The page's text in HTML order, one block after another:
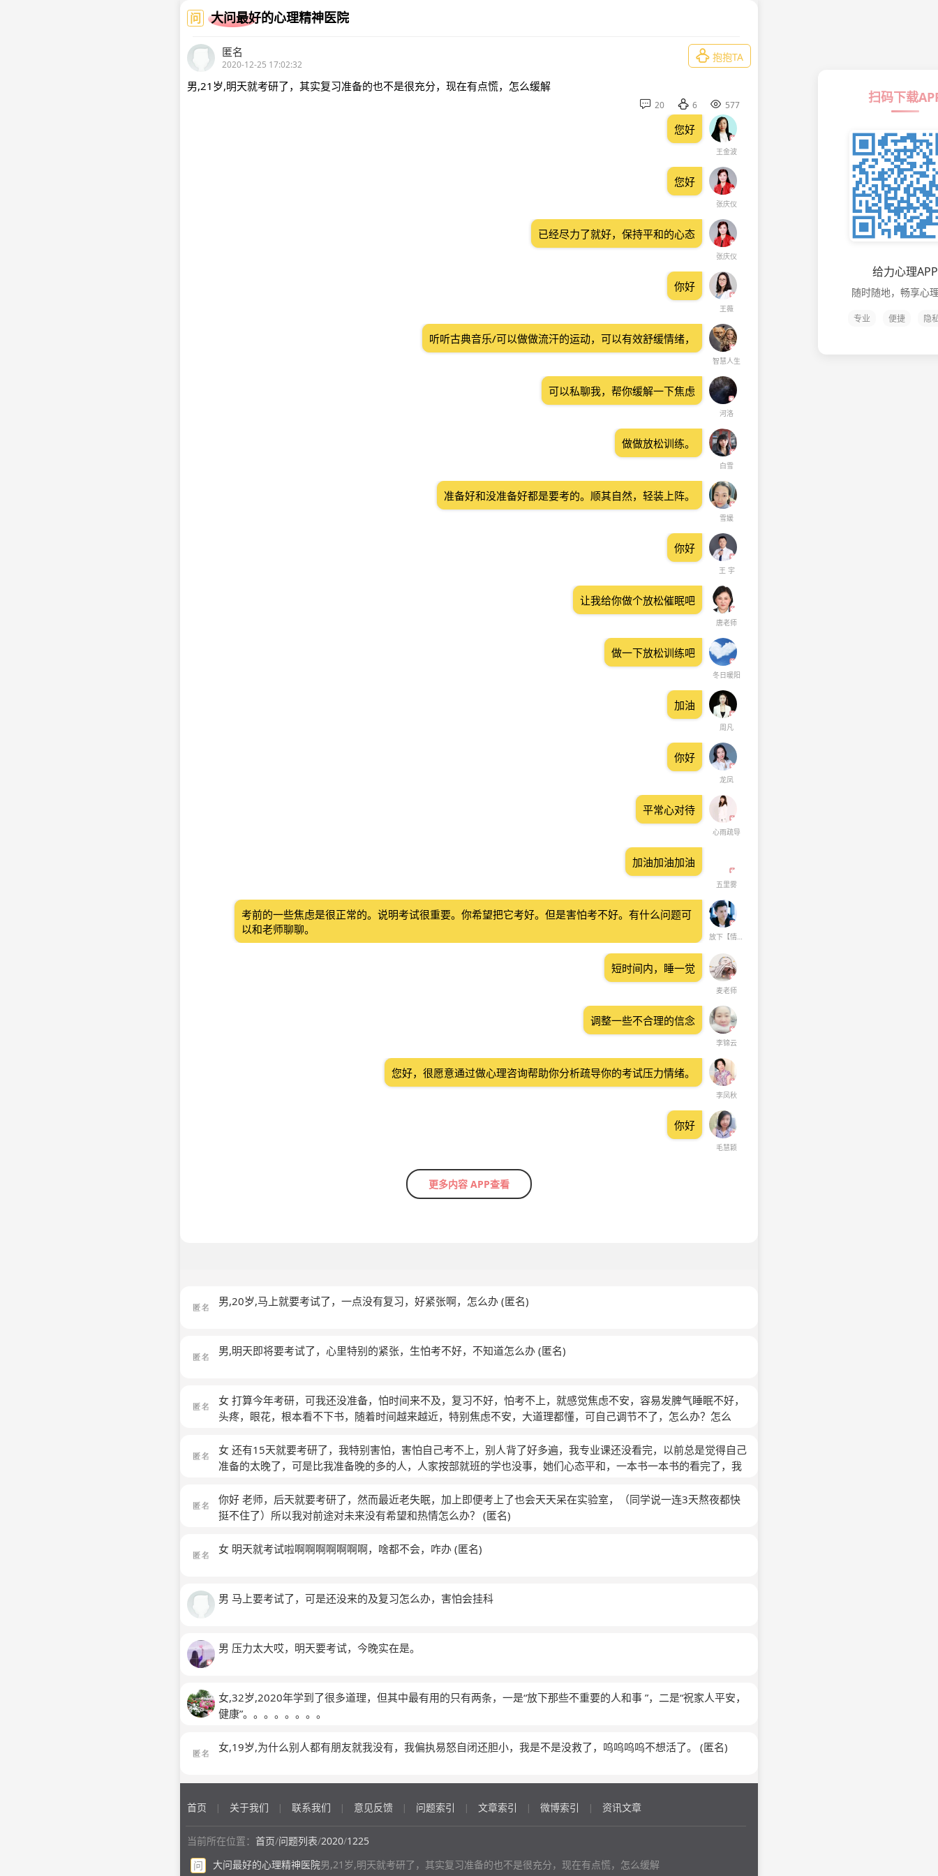
问 大问最好的心理精神医院
匿名
2020-12-25 17:02:32
 抱抱TA
男,21岁,明天就考研了，其实复习准备的也不是很充分，现在有点慌，怎么缓解
 20  6  577
王金波
您好
张庆仪
您好
张庆仪
已经尽力了就好，保持平和的心态
王薇
你好
智慧人生
听听古典音乐/可以做做流汗的运动，可以有效舒缓情绪，
河洛
可以私聊我，帮你缓解一下焦虑
白雪
做做放松训练。
雪媛
准备好和没准备好都是要考的。顺其自然，轻装上阵。
王 宇
你好
唐老师
让我给你做个放松催眠吧
冬日暖阳
做一下放松训练吧
周凡
加油
龙凤
你好
心雨疏导
平常心对待
五里雾
加油加油加油
放下【情绪 情感】
考前的一些焦虑是很正常的。说明考试很重要。你希望把它考好。但是害怕考不好。有什么问题可
以和老师聊聊。
麦老师
短时间内，睡一觉
李锦云
调整一些不合理的信念
李凤秋
您好，很愿意通过做心理咨询帮助你分析疏导你的考试压力情绪。
毛慧颖
你好
更多内容 APP查看
男,20岁,马上就要考试了，一点没有复习，好紧张啊，怎么办 (匿名)
男,明天即将要考试了，心里特别的紧张，生怕考不好，不知道怎么办 (匿名)
女 打算今年考研，可我还没准备，怕时间来不及，复习不好，怕考不上，就感觉焦虑不安，容易发脾气睡眠不好，
头疼，眼花，根本看不下书，随着时间越来越近，特别焦虑不安，大道理都懂，可自己调节不了，怎么办？怎么
女 还有15天就要考研了，我特别害怕，害怕自己考不上，别人背了好多遍，我专业课还没看完，以前总是觉得自己
准备的太晚了，可是比我准备晚的多的人，人家按部就班的学也没事，她们心态平和，一本书一本书的看完了，我
你好 老师，后天就要考研了，然而最近老失眠，加上即便考上了也会天天呆在实验室，（同学说一连3天熬夜都快
挺不住了）所以我对前途对未来没有希望和热情怎么办？ (匿名)
女 明天就考试啦啊啊啊啊啊啊啊，啥都不会，咋办 (匿名)
男 马上要考试了，可是还没来的及复习怎么办，害怕会挂科
男 压力太大哎，明天要考试，今晚实在是。
女,32岁,2020年学到了很多道理，但其中最有用的只有两条，一是“放下那些不重要的人和事 ”，二是“祝家人平安，
健康”。。。。。。。。
女,19岁,为什么别人都有朋友就我没有，我偏执易怒自闭还胆小，我是不是没救了，呜呜呜呜不想活了。 (匿名)
首页 | 关于我们 | 联系我们 | 意见反馈 | 问题索引 | 文章索引 | 微博索引 | 资讯文章
当前所在位置： 首页/问题列表/2020/1225
问
大问最好的心理精神医院男,21岁,明天就考研了，其实复习准备的也不是很充分，现在有点慌，怎么缓解
扫码下载
给力心理APP
随时随地，畅享心
专业 便捷 隐